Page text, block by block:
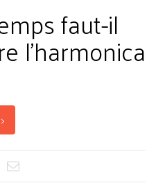
faut-il
l'harmonica